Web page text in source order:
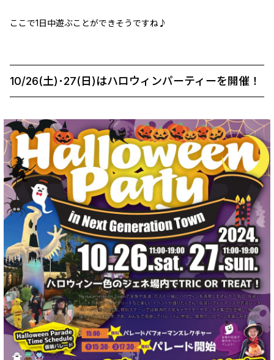
ここで1日中遊ぶことができそうですね♪
10/26(土)･27(日)はハロウィンパーティーを開催！